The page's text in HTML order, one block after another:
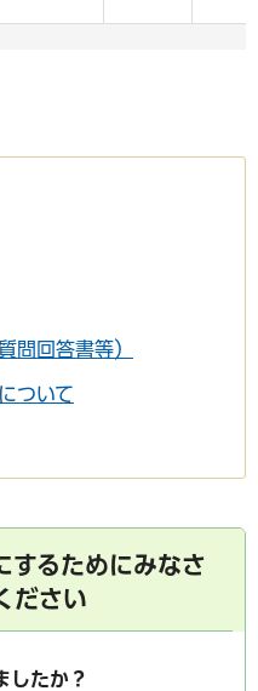
問回答書等）
ついて
するためにみなさ
ださい
したか？